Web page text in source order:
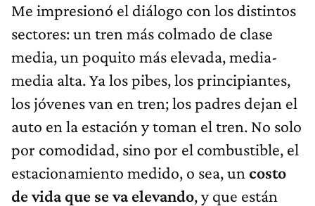
Me impresionó el diálogo con los distintos
sectores: un tren más colmado de clase
media, un poquito más elevada, media-
media alta. Ya los pibes, los principiantes,
los jóvenes van en tren; los padres dejan el
auto en la estación y toman el tren. No solo
por comodidad, sino por el combustible, el
estacionamiento medido, o sea, un costo
de vida que se va elevando, y que están